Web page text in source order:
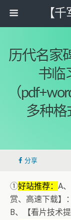
【
历代名家
书临
（
多种格
分享
①好站推荐： A
赏、高速下载】：
B、【看片技术提